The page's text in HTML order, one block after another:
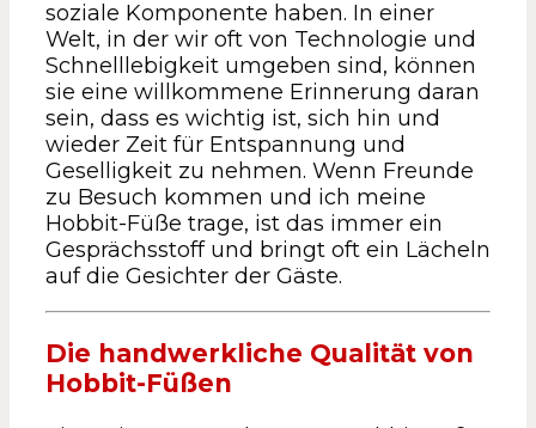
soziale Komponente haben. In einer
Welt, in der wir oft von Technologie und
Schnelllebigkeit umgeben sind, können
sie eine willkommene Erinnerung daran
sein, dass es wichtig ist, sich hin und
wieder Zeit für Entspannung und
Geselligkeit zu nehmen. Wenn Freunde
zu Besuch kommen und ich meine
Hobbit-Füße trage, ist das immer ein
Gesprächsstoff und bringt oft ein Lächeln
auf die Gesichter der Gäste.
Die handwerkliche Qualität von
Hobbit-Füßen